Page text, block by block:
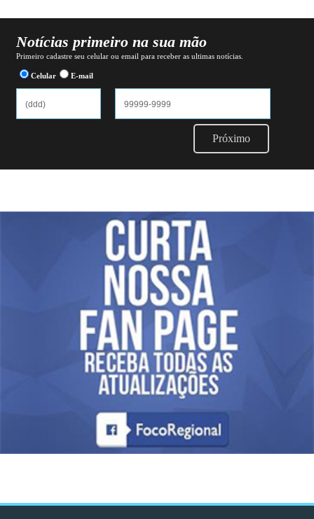
Notícias primeiro na sua mão
Primeiro cadastre seu celular ou email para receber as ultimas notícias.
Celular E-mail
Próximo